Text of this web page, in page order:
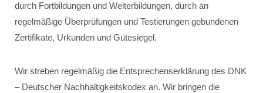
durch Fortbildungen und Weiterbildungen, durch an
regelmäßige Überprüfungen und Testierungen gebundenen
Zertifikate, Urkunden und Gütesiegel.
Wir streben regelmäßig die Entsprechenserklärung des DNK
– Deutscher Nachhaltigkeitskodex an. Wir bringen die